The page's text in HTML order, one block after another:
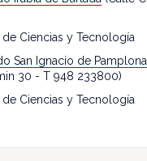
Ciencias y Tecnología
San Ignacio de Pamplona
30 - T 948 233800)
Ciencias y Tecnología